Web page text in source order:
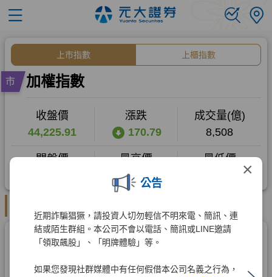
×
公告
近期詐騙猖獗，請投資人切勿輕信不明來電、簡訊、連
結或陌生群組。本公司不會以電話、簡訊或LINE邀請
「領取飆股」、「明牌體驗」等。
如果您發現社群媒體中有任何假借本公司名義之行為，